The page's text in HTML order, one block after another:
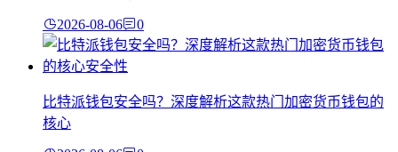
2026-08-06 0
比特派钱包安全吗？深度解析这款热门加密货币钱包的
核心